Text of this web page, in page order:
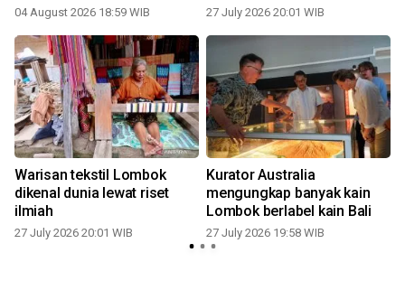
04 August 2026 18:59 WIB 27 July 2026 20:01 WIB
Warisan tekstil Lombok
dikenal dunia lewat riset
ilmiah
27 July 2026 20:01 WIB
Kurator Australia
mengungkap banyak kain
Lombok berlabel kain Bali
27 July 2026 19:58 WIB